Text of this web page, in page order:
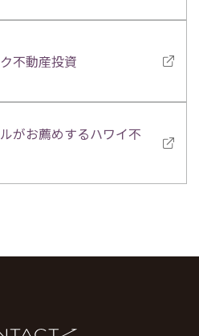
不動産投資
がお薦めするハワイ不